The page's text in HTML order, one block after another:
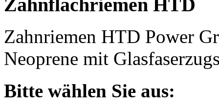
Zahnflachriemen HTD
Zahnriemen HTD Power
Neoprene mit
Bitte wählen Sie aus: